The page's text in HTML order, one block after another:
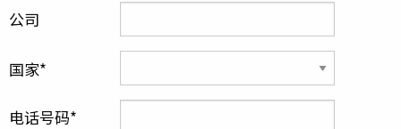
公司
国家
电话号码